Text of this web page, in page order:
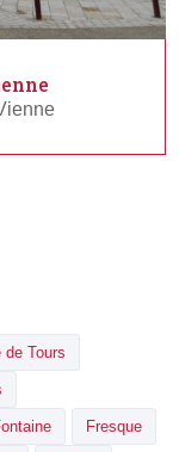
de Tours
Fresque